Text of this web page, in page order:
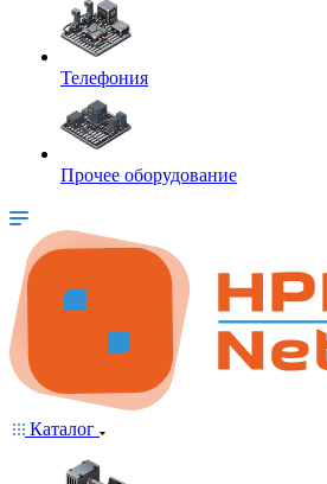
Телефония
Прочее оборудование
Каталог